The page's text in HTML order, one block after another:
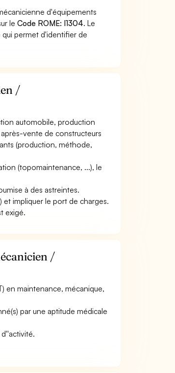
d'équipements
leCode ROME: I1304. Le
permet d'identifier de
/
automobile, production
vente de constructeurs
(production, méthode,
(topomaintenance, ...), le
à des astreintes.
et impliquer le port de charges.
exigé.
/
en maintenance, mécanique,
par une aptitude médicale